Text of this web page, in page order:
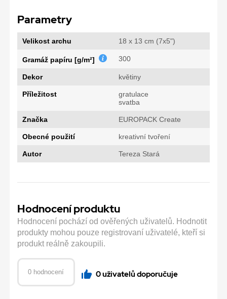
Parametry
Velikost archu 18 x 13 cm (7x5")
Gramáž papíru [g/m²] 300
Dekor květiny
Příležitost
gratulace
svatba
Značka EUROPACK Create
Obecné použití kreativní tvoření
Autor Tereza Stará
Hodnocení produktu
Hodnocení pochází od ověřených uživatelů. Hodnotit
produkty mohou pouze registrovaní uživatelé, kteří si
produkt reálně zakoupili.
0 hodnocení 0 uživatelů doporučuje